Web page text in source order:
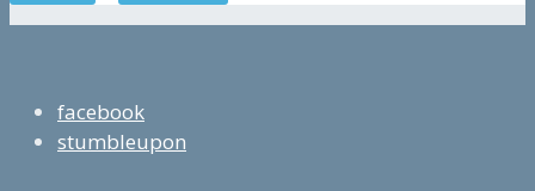
facebook
stumbleupon